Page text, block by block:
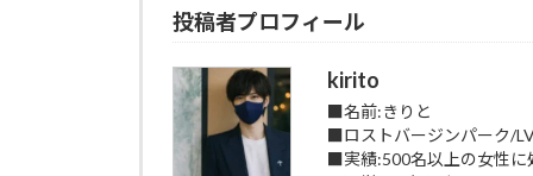
投稿者プロフィール
kirito
■名前:きりと
■ロストバージンパーク/
■実績:500名以上の女性に